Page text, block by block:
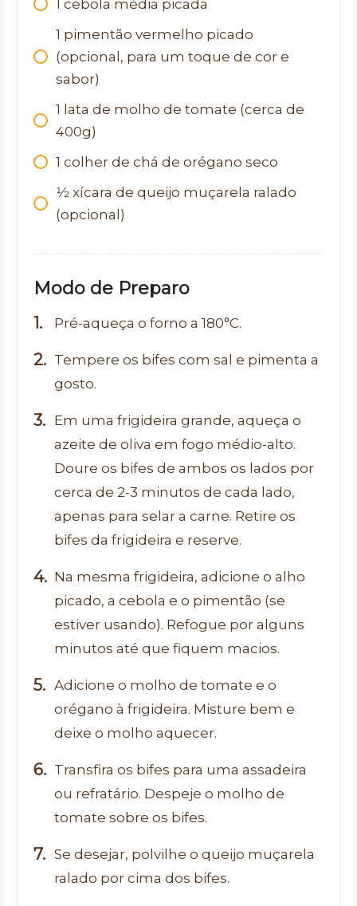
cebola média picada
1 pimentão vermelho picado
(opcional, para um toque de cor e
sabor)
1 lata de molho de tomate (cerca de
400g)
1 colher de chá de orégano seco
1⁄2 xícara de queijo muçarela ralado
(opcional)
Modo de Preparo
Pré-aqueça o forno a 180°C.
Tempere os bifes com sal e pimenta a
gosto.
Em uma frigideira grande, aqueça o
azeite de oliva em fogo médio-alto.
Doure os bifes de ambos os lados por
cerca de 2-3 minutos de cada lado,
apenas para selar a carne. Retire os
bifes da frigideira e reserve.
Na mesma frigideira, adicione o alho
picado, a cebola e o pimentão (se
estiver usando). Refogue por alguns
minutos até que fiquem macios.
Adicione o molho de tomate e o
orégano à frigideira. Misture bem e
deixe o molho aquecer.
Transfira os bifes para uma assadeira
ou refratário. Despeje o molho de
tomate sobre os bifes.
Se desejar, polvilhe o queijo muçarela
ralado por cima dos bifes.